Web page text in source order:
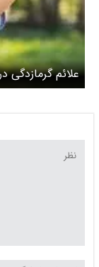
علائم گرمازدگی